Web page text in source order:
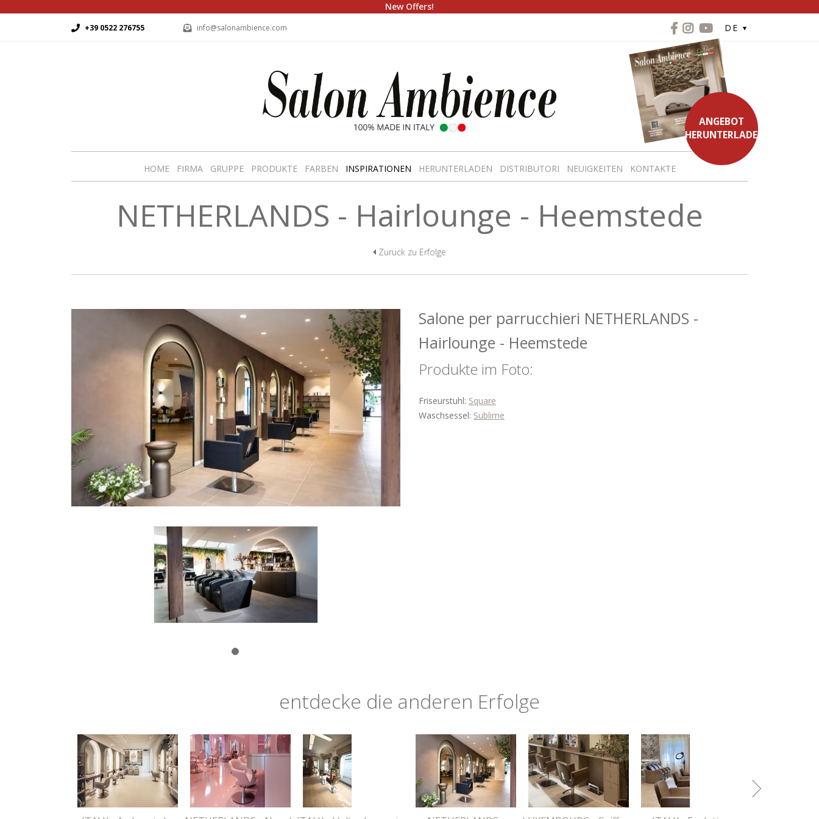
New Offers!
+39 0522 276755 info@salonambience.com
ANGEBOT
HERUNTERLADEN
HOME FIRMA GRUPPE PRODUKTE FARBEN INSPIRATIONEN HERUNTERLADEN DISTRIBUTORI NEUIGKEITEN KONTAKTE
DE
NETHERLANDS - Hairlounge - Heemstede
Zurück zu Erfolge
Salone per parrucchieri NETHERLANDS -
Hairlounge - Heemstede
Produkte im Foto:
Friseurstuhl: Square
Waschsessel: Sublime
entdecke die anderen Erfolge